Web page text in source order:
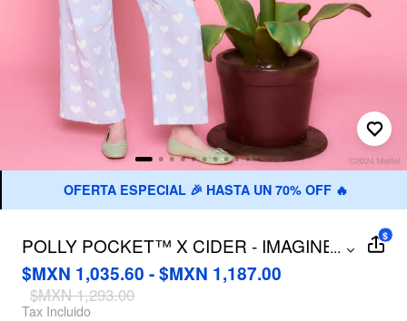
OFERTA ESPECIAL 🎉 HASTA UN 70% OFF 🔥
POLLY POCKET™️ X CIDER - IMAGINE
THIS MONO
...
$MXN 1,035.60 - $MXN 1,187.00
$MXN 1,293.00
Tax Incluido
$